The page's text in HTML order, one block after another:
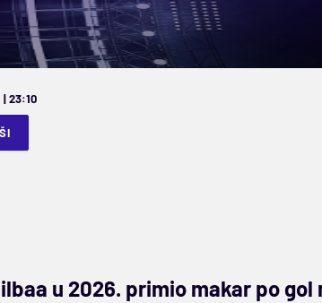
| 23:10
u 2026. primio makar po